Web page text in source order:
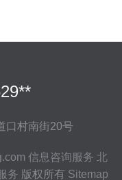
口村南街20号
信息咨询服务 北
务 版权所有 Sitemap